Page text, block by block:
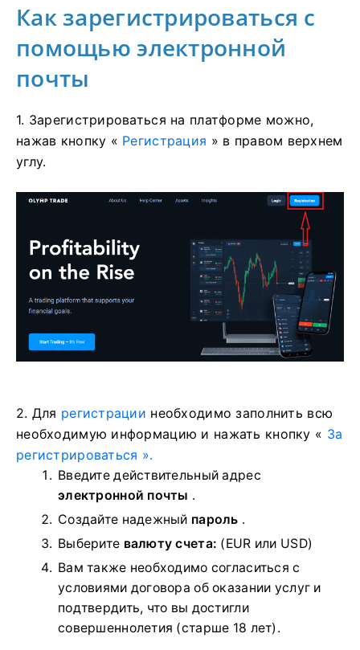
Как зарегистрироваться с
помощью электронной
почты
1. Зарегистрироваться на платформе можно,
нажав кнопку « Регистрация » в правом верхнем
углу.
2. Для регистрации необходимо заполнить всю
необходимую информацию и нажать кнопку « За
регистрироваться ».
Введите действительный адрес
электронной почты .
Создайте надежный пароль .
Выберите валюту счета: (EUR или USD)
Вам также необходимо согласиться с
условиями договора об оказании услуг и
подтвердить, что вы достигли
совершеннолетия (старше 18 лет).